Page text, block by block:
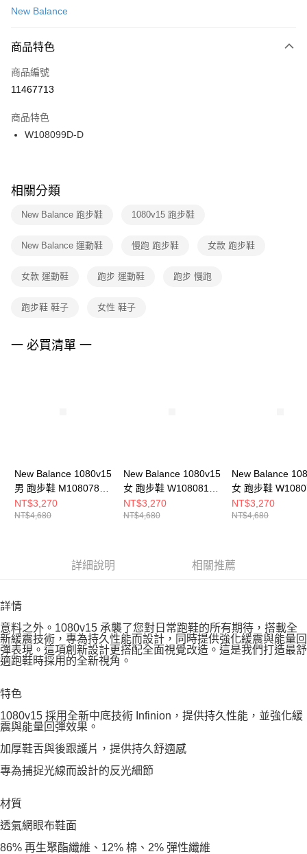
便利好安心！
３．安心：先確認商品／服務後，再付款。
【「AFTEE先享後付」結帳流程】
１．於結帳方式選擇「AFTEE先享後付」後，將跳轉至「AFTEE先享後付」
２．訂單成立數日內，您將收到繳費通知簡訊。
３．收到繳費通知簡訊後14天內，點擊此簡訊中的連結，可透過四大超商／
ATM／網路銀行／等多元方式進行付款，方視為交易完成。
※ 交易是否成功請以「AFTEE先享後付 」之結帳頁面顯示為準，若有關於
是否繳費成功／繳費後需取消欲退款等相關疑問，請聯繫「AFTEE先享後付
客戶支援中心」 https://netprotections.freshdesk.com/support/home
１．透過由恩沛科技股份有限公司提供之「AFTEE先享後付」服務完成之交
權轉讓予恩沛科技股份有限公司。
３．未成年的使用者請事先徵得法定代理人或監護人之同意方可使用
４．使用「AFTEE先享後付」時，將依據個別帳號之用戶狀況，依本公司即
運送方式
每筆NT$100，滿NT$1,500(含以上)免運費
宅配
每筆NT$100，滿NT$1,500(含以上)免運費
付款後門市自取
每筆NT$100，滿NT$1,500(含以上)免運費
New Balance
商品特色
商品編號
11467713
商品特色
W108099D-D
相關分類
New Balance 跑步鞋 1080v15 跑步鞋
New Balance 運動鞋 慢跑 跑步鞋 女款 跑步鞋
女款 運動鞋 跑步 運動鞋 跑步 慢跑
跑步鞋 鞋子 女性 鞋子
一 必買清單 一
New Balance 1080v15
男 跑步鞋 M108078J-
2E
NT$3,270
NT$4,680
New Balance 1080v15
女 跑步鞋 W1080815-
D
NT$3,270
NT$4,680
New Balance
女 跑步鞋
D
NT$3,270
NT$4,680
詳細說明 相關推薦
詳情
意料之外。1080v15 承襲了您對日常跑鞋的所有期待，搭載全
新緩震技術，專為持久性能而設計，同時提供強化緩震與能量回
彈表現。這項創新設計更搭配全面視覺改造。這是我們打造最舒
適跑鞋時採用的全新視角。
特色
1080v15 採用全新中底技術 Infinion，提供持久性能，並強化緩
震與能量回彈效果。
加厚鞋舌與後跟護片，提供持久舒適感
專為捕捉光線而設計的反光細節
材質
透氣網眼布鞋面
86% 再生聚酯纖維、12% 棉、2% 彈性纖維